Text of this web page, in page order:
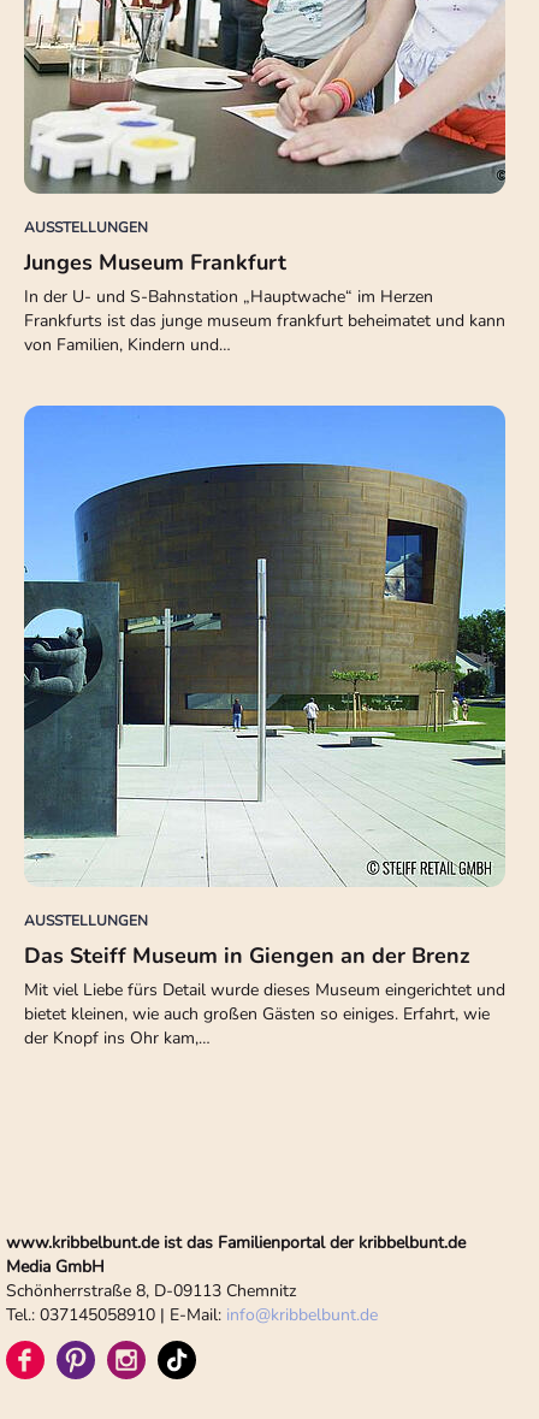
AUSSTELLUNGEN
Junges Museum Frankfurt
In der U- und S-Bahnstation „Hauptwache“ im Herzen
Frankfurts ist das junge museum frankfurt beheimatet und kann
von Familien, Kindern und…
AUSSTELLUNGEN
Das Steiff Museum in Giengen an der Brenz
Mit viel Liebe fürs Detail wurde dieses Museum eingerichtet und
bietet kleinen, wie auch großen Gästen so einiges. Erfahrt, wie
der Knopf ins Ohr kam,…
www.kribbelbunt.de ist das Familienportal der kribbelbunt.de
Media GmbH
Schönherrstraße 8, D-09113 Chemnitz
Tel.: 037145058910 | E-Mail: info@kribbelbunt.de